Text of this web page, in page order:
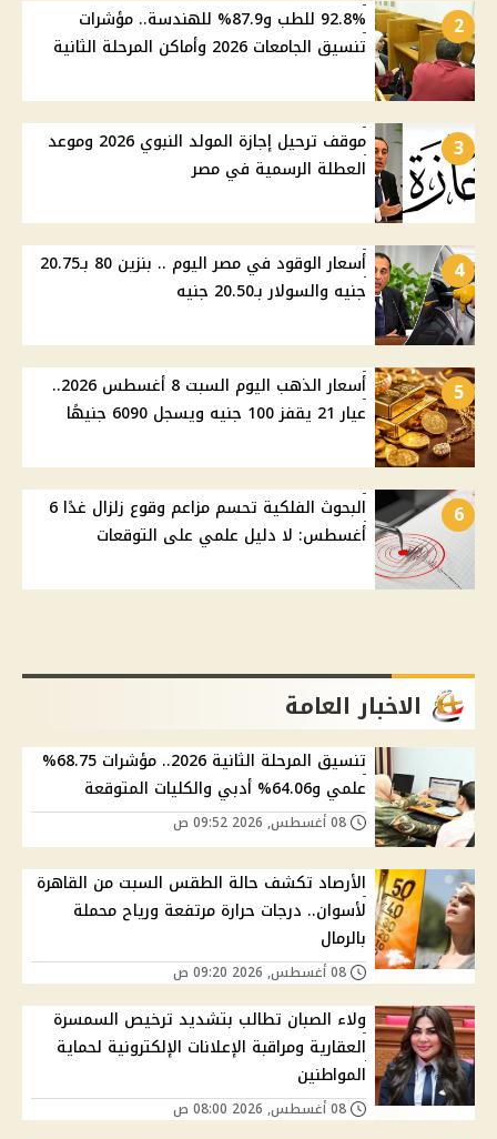
2
92.8% للطب و87.9% للهندسة.. مؤشرات
تنسيق الجامعات 2026 وأماكن المرحلة الثانية
3
موقف ترحيل إجازة المولد النبوي 2026 وموعد
العطلة الرسمية في مصر
4
أسعار الوقود في مصر اليوم .. بنزين 80 بـ20.75
جنيه والسولار بـ20.50 جنيه
5
أسعار الذهب اليوم السبت 8 أغسطس 2026..
عيار 21 يقفز 100 جنيه ويسجل 6090 جنيهًا
6
البحوث الفلكية تحسم مزاعم وقوع زلزال غدًا 6
أغسطس: لا دليل علمي على التوقعات
الاخبار العامة
تنسيق المرحلة الثانية 2026.. مؤشرات 68.75%
علمي و64.06% أدبي والكليات المتوقعة
الأرصاد تكشف حالة الطقس السبت من القاهرة
لأسوان.. درجات حرارة مرتفعة ورياح محملة
بالرمال
ولاء الصبان تطالب بتشديد ترخيص السمسرة
العقارية ومراقبة الإعلانات الإلكترونية لحماية
المواطنين